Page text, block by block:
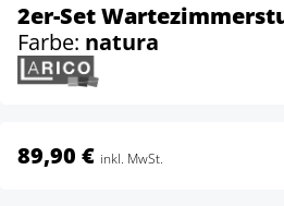
2er-Set
Farbe: natura
89,90 € inkl. MwSt.